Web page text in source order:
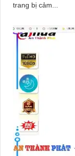
trang bị cảm...